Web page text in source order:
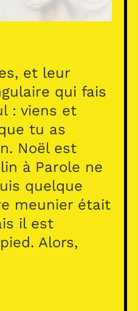
et leur
qui fais
: viens et
tu as
Noël est
à Parole ne
quelque
meunier était
il est
Alors,